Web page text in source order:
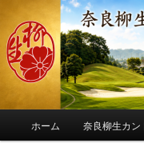
ン
コ
ン
コ
ン
ツ
奈良柳生カ
ブログ
季節の話題、クラブの出
筆、喜怒哀楽などを気まぐ
ホーム 奈良柳生カ